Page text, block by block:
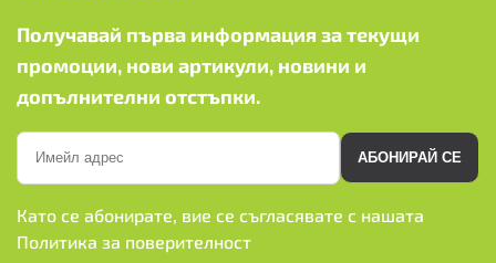
Получавай първа информация за текущи
промоции, нови артикули, новини и
допълнителни отстъпки.
АБОНИРАЙ СЕ
Като се абонирате, вие се съгласявате с нашата
Политика за поверителност